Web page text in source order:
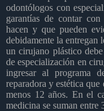
odontólogos con
garantías de contar
hacen y que pueden
debidamente la entregan
un cirujano plástico
de especialización en
ingresar al programa
reparadora y estética
menos 12 años. En el
medicina se suman entre